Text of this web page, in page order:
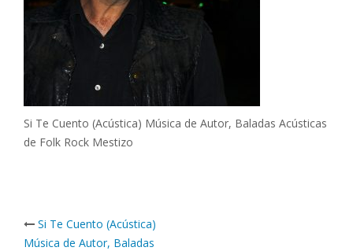
Si Te Cuento (Acústica) Música de Autor, Baladas Acústicas
de Folk Rock Mestizo
Post
navigation
Si Te Cuento (Acústica)
Música de Autor, Baladas